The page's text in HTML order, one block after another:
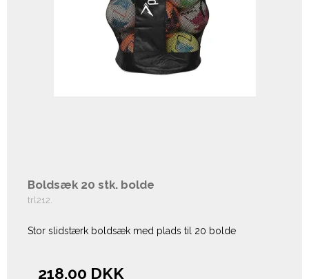
Boldsæk 20 stk. bolde
trl212.
Stor slidstærk boldsæk med plads til 20 bolde
218,00 DKK